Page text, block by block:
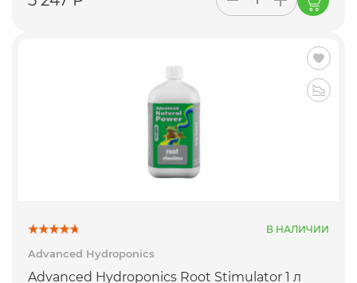
В НАЛИЧИИ
Advanced Hydroponics
Advanced Hydroponics Root Stimulator 1 л